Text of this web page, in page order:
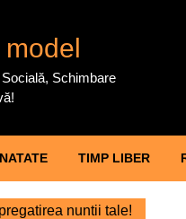
Schimbare
TIMP LIBER
nuntii tale!